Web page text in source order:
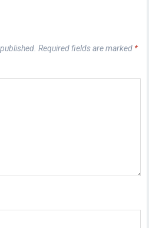
Required fields are marked *